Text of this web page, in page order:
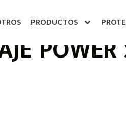
PRODUCTOS